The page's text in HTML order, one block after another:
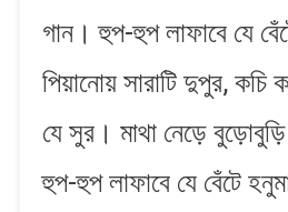
টুং-
পিয়ানোয়
দুপুর
গান। হুপ-হুপ লাফাবে যে
পিয়ানোয় সারাটি দুপুর, কচি
যে সুর। মাথা নেড়ে
হুপ-হুপ লাফাবে যে বেঁটে